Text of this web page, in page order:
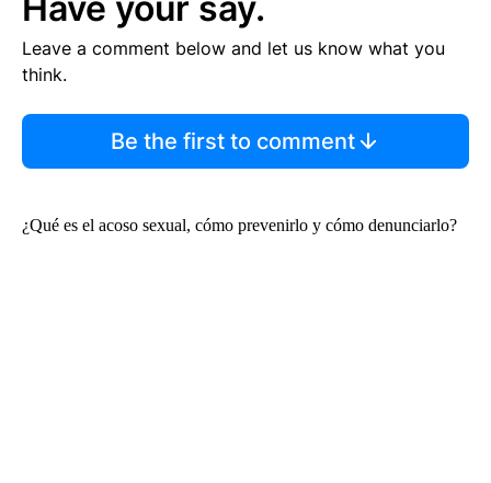
Leave a comment below and let us know what you
think.
Be the first to comment
¿Qué es el acoso sexual, cómo prevenirlo y cómo denunciarlo?